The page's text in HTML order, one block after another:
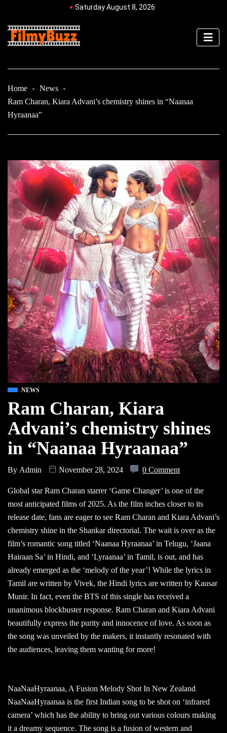
Saturday August 8, 2026
Home
News
Ram Charan, Kiara Advani’s chemistry shines in “Naanaa
Hyraanaa”
NEWS
Ram Charan, Kiara
Advani’s chemistry shines
in “Naanaa Hyraanaa”
By Admin November 28, 2024 0 Comment
Global star Ram Charan starrer ‘Game Changer’ is one of the
most anticipated films of 2025. As the film inches closer to its
release date, fans are eager to see Ram Charan and Kiara Advani’s
chemistry shine in the Shankar directorial. The wait is over as the
film’s romantic song titled ‘Naanaa Hyraanaa’ in Telugu, ‘Jaana
Hairaan Sa’ in Hindi, and ‘Lyraanaa’ in Tamil, is out, and has
already emerged as the ‘melody of the year’! While the lyrics in
Tamil are written by Vivek, the Hindi lyrics are written by Kausar
Munir. In fact, even the BTS of this single has received a
unanimous blockbuster response. Ram Charan and Kiara Advani
beautifully express the purity and innocence of love. As soon as
the song was unveiled by the makers, it instantly resonated with
the audiences, leaving them wanting for more!
NaaNaaHyraanaa, A Fusion Melody Shot In New Zealand
NaaNaaHyraanaa is the first Indian song to be shot on ‘infrared
camera’ which has the ability to bring out various colours making
it a dreamy sequence. The song is a fusion of western and